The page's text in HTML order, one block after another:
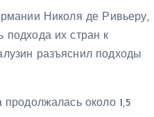
Николя де Ривьеру,
подхода их стран к
разъяснил подходы
около 1,5